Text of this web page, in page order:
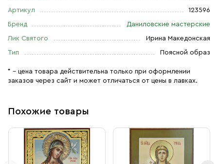
Артикул 123596
Бренд Даниловские мастерские
Лик Святого Ирина Македонская
Тип Поясной образ
* – цена товара действительна только при оформлении
заказов через сайт и может отличаться от цены в лавках.
Похожие товары